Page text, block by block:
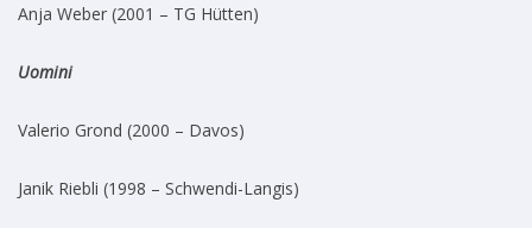
Anja Weber (2001 – TG Hütten)
Uomini
Valerio Grond (2000 – Davos)
Janik Riebli (1998 – Schwendi-Langis)